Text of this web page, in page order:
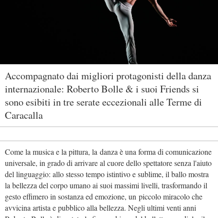
Accompagnato dai migliori protagonisti della danza
internazionale: Roberto Bolle & i suoi Friends si
sono esibiti in tre serate eccezionali alle Terme di
Caracalla
Come la musica e la pittura, la danza è una forma di comunicazione
universale, in grado di arrivare al cuore dello spettatore senza l'aiuto
del linguaggio: allo stesso tempo istintivo e sublime, il ballo mostra
la bellezza del corpo umano ai suoi massimi livelli, trasformando il
gesto effimero in sostanza ed emozione, un piccolo miracolo che
avvicina artista e pubblico alla bellezza. Negli ultimi venti anni